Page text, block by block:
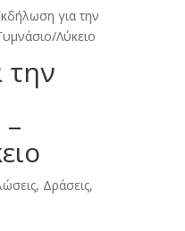
για την
Λύκειο
την
Δράσεις,